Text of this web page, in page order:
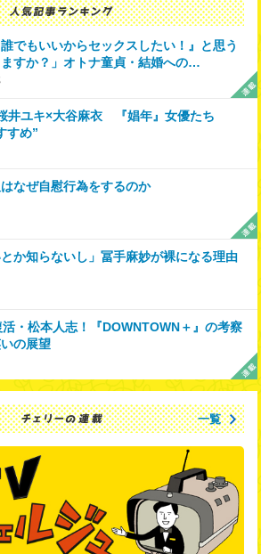
誰でもいいからセックスしたい！』と思う
すか？」オトナ童貞・結婚への…
井ユキ×大谷麻衣 『娼年』女優たち
すめ”
なぜ自慰行為をするのか
とか知らないし」冨手麻妙が裸になる理由
・松本人志！『DOWNTOWN＋』の考察
の展望
一覧